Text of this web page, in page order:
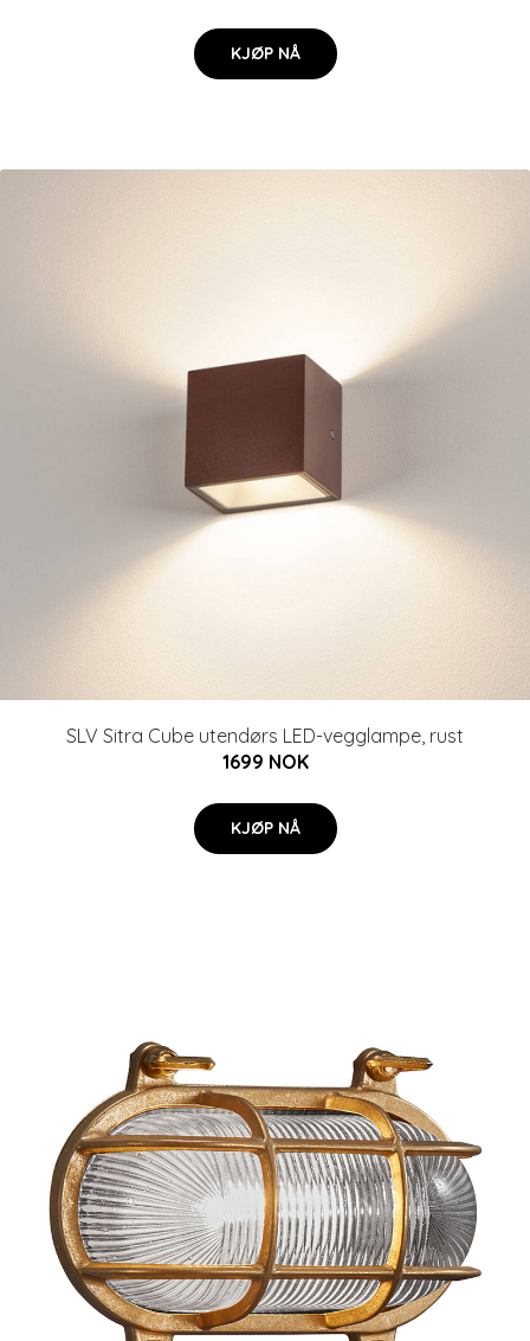
KJØP NÅ
SLV Sitra Cube utendørs LED-vegglampe, rust
1699 NOK
KJØP NÅ